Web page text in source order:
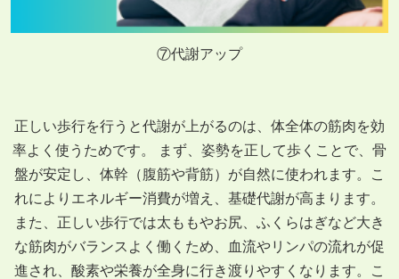
⑦代謝アップ
正しい歩行を行うと代謝が上がるのは、体全体の筋肉を効
率よく使うためです。 まず、姿勢を正して歩くことで、骨
盤が安定し、体幹（腹筋や背筋）が自然に使われます。こ
れによりエネルギー消費が増え、基礎代謝が高まります。
また、正しい歩行では太ももやお尻、ふくらはぎなど大き
な筋肉がバランスよく働くため、血流やリンパの流れが促
進され、酸素や栄養が全身に行き渡りやすくなります。こ